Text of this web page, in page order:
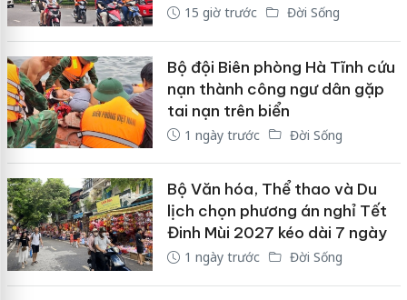
15 giờ trước Đời Sống
Bộ đội Biên phòng Hà Tĩnh cứu
nạn thành công ngư dân gặp
tai nạn trên biển
1 ngày trước Đời Sống
Bộ Văn hóa, Thể thao và Du
lịch chọn phương án nghỉ Tết
Đinh Mùi 2027 kéo dài 7 ngày
1 ngày trước Đời Sống